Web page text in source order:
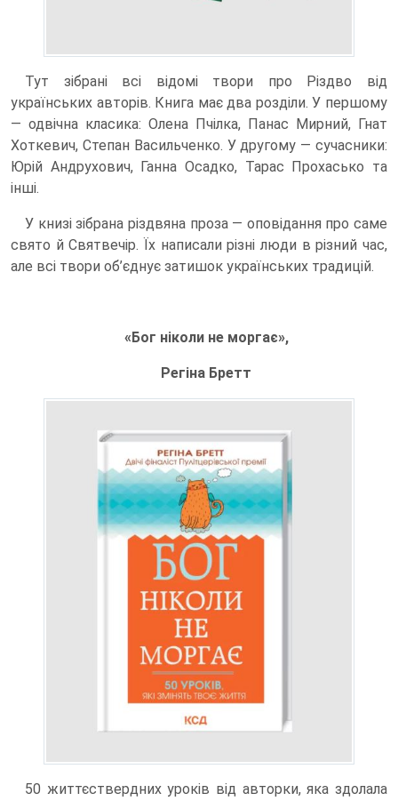
Тут зібрані всі відомі твори про Різдво від
українських авторів. Книга має два розділи. У першому
— одвічна класика: Олена Пчілка, Панас Мирний, Гнат
Хоткевич, Степан Васильченко. У другому — сучасники:
Юрій Андрухович, Ганна Осадко, Тарас Прохасько та
інші.
У книзі зібрана різдвяна проза — оповідання про саме
свято й Святвечір. Їх написали різні люди в різний час,
але всі твори об’єднує затишок українських традицій.
«Бог ніколи не моргає»,
Регіна Бретт
50 життєствердних уроків від авторки, яка здолала